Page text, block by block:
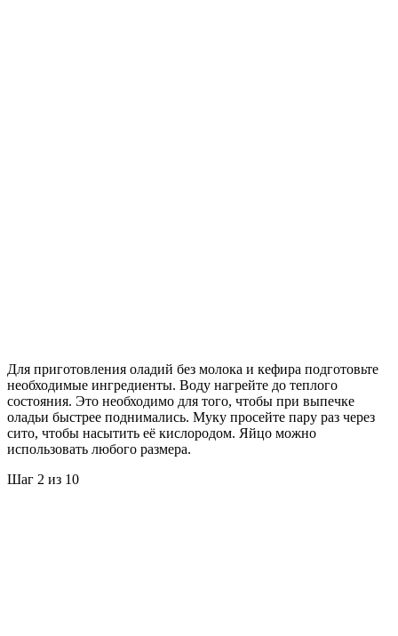
Для приготовления оладий без молока и кефира подготовьте
необходимые ингредиенты. Воду нагрейте до теплого
состояния. Это необходимо для того, чтобы при выпечке
оладьи быстрее поднимались. Муку просейте пару раз через
сито, чтобы насытить её кислородом. Яйцо можно
использовать любого размера.
Шаг 2 из 10